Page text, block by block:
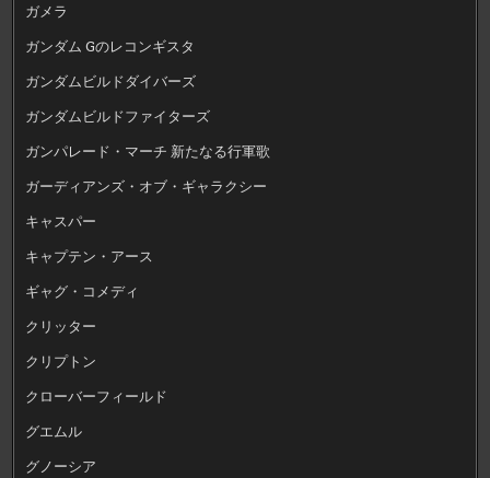
ガメラ
ガンダム Gのレコンギスタ
ガンダムビルドダイバーズ
ガンダムビルドファイターズ
ガンパレード・マーチ 新たなる行軍歌
ガーディアンズ・オブ・ギャラクシー
キャスパー
キャプテン・アース
ギャグ・コメディ
クリッター
クリプトン
クローバーフィールド
グエムル
グノーシア